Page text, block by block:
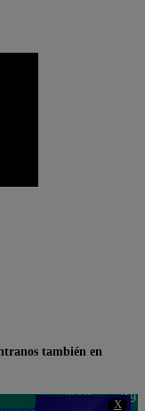
X
también en
Teléfono: 219